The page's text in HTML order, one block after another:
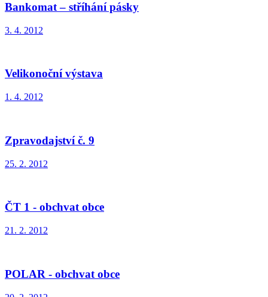
Bankomat – stříhání pásky
3. 4. 2012
Velikonoční výstava
1. 4. 2012
Zpravodajství č. 9
25. 2. 2012
ČT 1 - obchvat obce
21. 2. 2012
POLAR - obchvat obce